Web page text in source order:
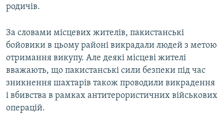
родичів.
За словами місцевих жителів, пакистанські
бойовики в цьому районі викрадали людей з метою
отримання викупу. Але деякі місцеві жителі
вважають, що пакистанські сили безпеки під час
зникнення шахтарів також проводили викрадення
і вбивства в рамках антитерористичних військових
операцій.